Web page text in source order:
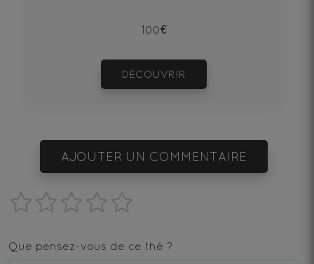
100€
DÉCOUVRIR
AJOUTER UN COMMENTAIRE
star
—
—
stars
Que pensez-vous de ce thé ?